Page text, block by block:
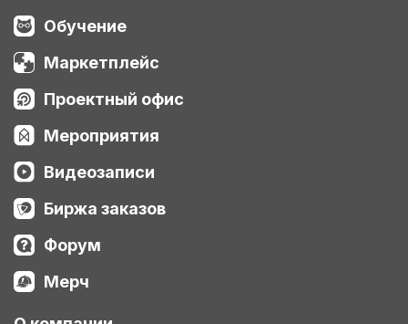
Обучение
Маркетплейс
Проектный офис
Мероприятия
Видеозаписи
Биржа заказов
Форум
Мерч